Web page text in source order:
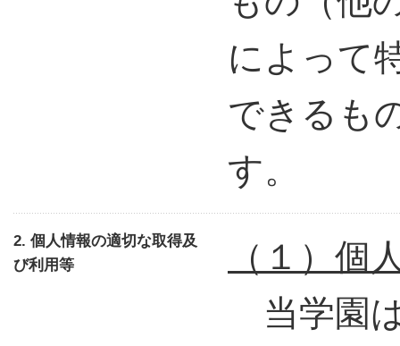
によって
できるも
す。
2. 個人情報の適切な取得及
び利用等
（１）個
当学園